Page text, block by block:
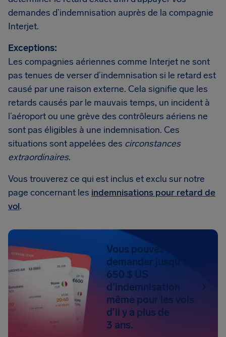
demandes d’indemnisation auprès de la compagnie
Interjet.
Exceptions:
Les compagnies aériennes comme Interjet ne sont
pas tenues de verser d’indemnisation si le retard est
causé par une raison externe. Cela signifie que les
retards causés par le mauvais temps, un incident à
l’aéroport ou une grève des contrôleurs aériens ne
sont pas éligibles à une indemnisation. Ces
situations sont appelées des circonstances
extraordinaires.
Vous trouverez ce qui est inclus et exclu sur notre
page concernant les indemnisations pour retard de
vol.
Vous pouvez
demander jusqu’à
650 $ US
d’indemnisation
même pour les vols
d’il y a plus de
3 ans.